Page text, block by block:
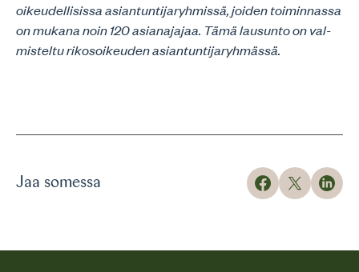
oikeudellisissa asiantuntijaryh­missä, joiden toiminnassa
on mukana noin 120 asianajajaa. Tämä lausunto on val­
misteltu rikosoikeuden asiantuntijaryhmässä.
Jaa somessa